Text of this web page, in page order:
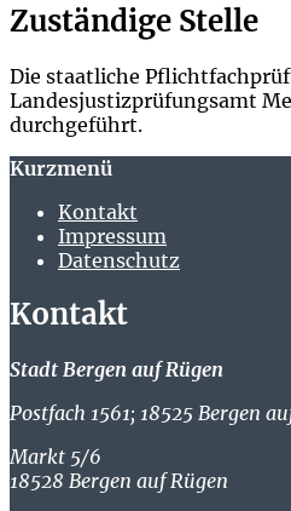
Zuständige Stelle
Die staatliche
Landesjustizprüfungsamt
durchgeführt.
Kurzmenü
Kontakt
Impressum
Datenschutz
Kontakt
Stadt Bergen auf Rügen
Postfach 1561; 18525 Bergen
Markt 5/6
18528 Bergen auf Rügen